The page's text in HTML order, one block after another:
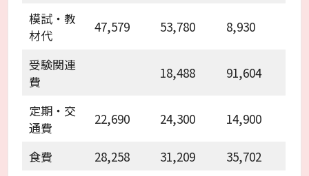
模試・教
材代
47,579 53,780 8,930
受験関連
費
18,488 91,604
定期・交
通費
22,690 24,300 14,900
食費 28,258 31,209
35,702